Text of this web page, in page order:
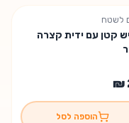
לשטח
קטן עם ידית קצרה
הוספה לסל